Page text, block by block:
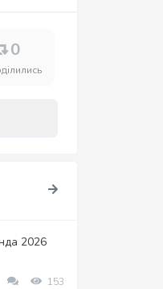
0
2026
153